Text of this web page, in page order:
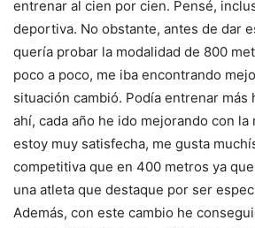
entrenar al cien por cien. Pensé,
deportiva. No obstante, antes de dar
quería probar la modalidad de 800
poco a poco, me iba encontrando
situación cambió. Podía entrenar más
ahí, cada año he ido mejorando con la
estoy muy satisfecha, me gusta
competitiva que en 400 metros ya
una atleta que destaque por ser
Además, con este cambio he